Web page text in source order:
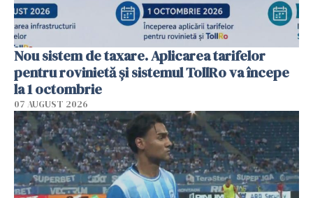
Nou sistem de taxare. Aplicarea tarifelor
pentru rovinietă şi sistemul TollRo va începe
la 1 octombrie
07 AUGUST 2026